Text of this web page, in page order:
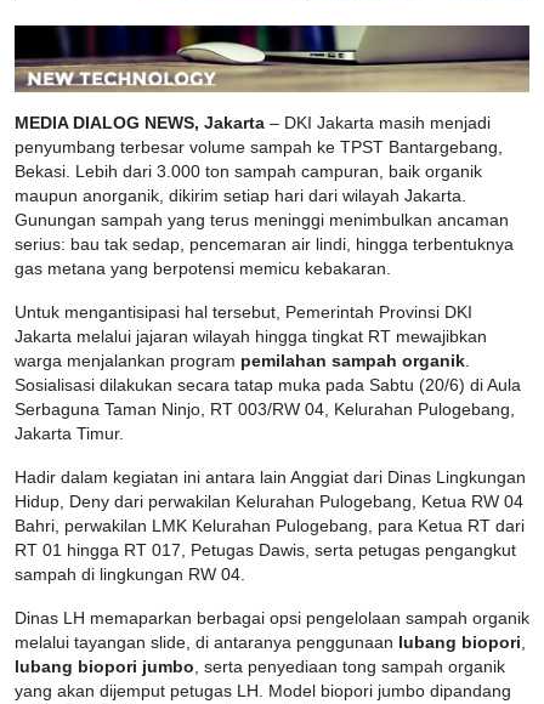
MEDIA DIALOG NEWS, Jakarta – DKI Jakarta masih menjadi
penyumbang terbesar volume sampah ke TPST Bantargebang,
Bekasi. Lebih dari 3.000 ton sampah campuran, baik organik
maupun anorganik, dikirim setiap hari dari wilayah Jakarta.
Gunungan sampah yang terus meninggi menimbulkan ancaman
serius: bau tak sedap, pencemaran air lindi, hingga terbentuknya
gas metana yang berpotensi memicu kebakaran.
Untuk mengantisipasi hal tersebut, Pemerintah Provinsi DKI
Jakarta melalui jajaran wilayah hingga tingkat RT mewajibkan
warga menjalankan program pemilahan sampah organik
Sosialisasi dilakukan secara tatap muka pada Sabtu (20/6) di Aula
Serbaguna Taman Ninjo, RT 003/RW 04, Kelurahan Pulogebang,
Jakarta Timur.
Hadir dalam kegiatan ini antara lain Anggiat dari Dinas Lingkungan
Hidup, Deny dari perwakilan Kelurahan Pulogebang, Ketua RW 04
Bahri, perwakilan LMK Kelurahan Pulogebang, para Ketua RT dari
RT 01 hingga RT 017, Petugas Dawis, serta petugas pengangkut
sampah di lingkungan RW 04.
Dinas LH memaparkan berbagai opsi pengelolaan sampah organik
melalui tayangan slide, di antaranya penggunaan lubang biopori
lubang biopori jumbo , serta penyediaan tong sampah organik
yang akan dijemput petugas LH. Model biopori jumbo dipandang